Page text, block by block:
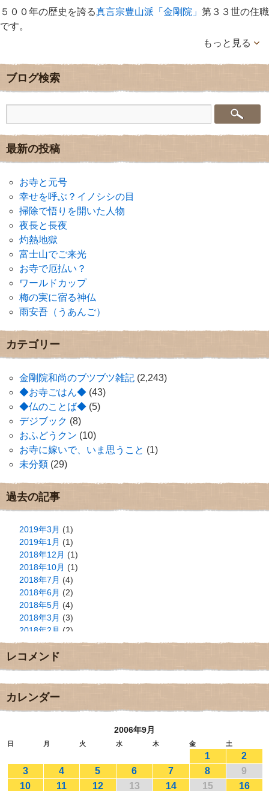
５００年の歴史を誇る真言宗豊山派「金剛院」 第３３世の住職
です。
もっと見る
ブログ検索
最新の投稿
お寺と元号
幸せを呼ぶ？イノシシの目
掃除で悟りを開いた人物
夜長と長夜
灼熱地獄
富士山でご来光
お寺で厄払い？
ワールドカップ
梅の実に宿る神仏
雨安吾（うあんご）
カテゴリー
金剛院和尚のブツブツ雑記 (2,243)
◆お寺ごはん◆ (43)
◆仏のことば◆ (5)
デジブック (8)
おふどうクン (10)
お寺に嫁いで、いま思うこと (1)
未分類 (29)
過去の記事
2019年3月 (1)
2019年1月 (1)
2018年12月 (1)
2018年10月 (1)
2018年7月 (4)
2018年6月 (2)
2018年5月 (4)
2018年3月 (3)
2018年2月 (2)
2018年1月(2)
2017年12月
2017年11月(3)
2017年9月
2017年8月
2017年5月
2017年3月(1)
2017年2月(1)
レコメンド
カレンダー
2006年9月
日 月 火 水 木 金 土
1
2
3
4 5 6 7 8
9
10
11 12 13 14 15 16